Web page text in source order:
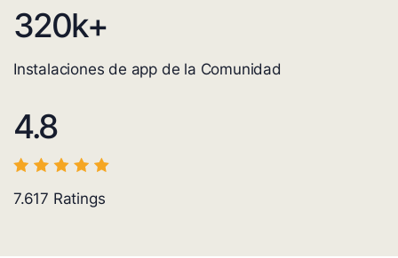
320k+
Instalaciones de app de la Comunidad
4.8
7.617 Ratings